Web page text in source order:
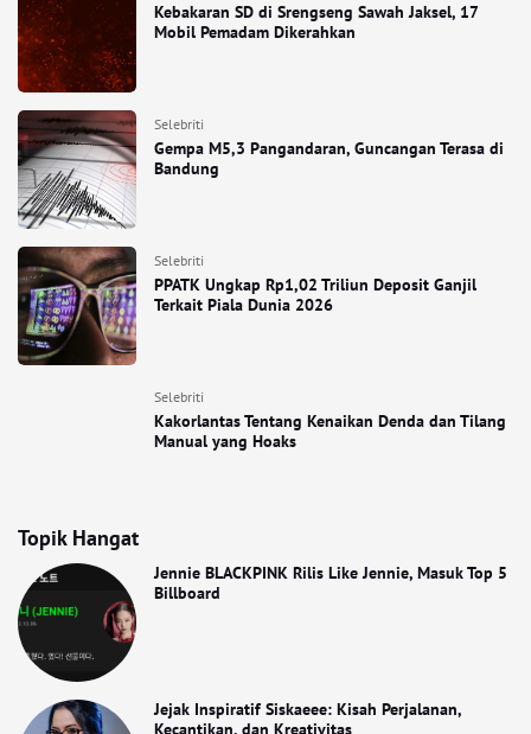
Kebakaran SD di Srengseng Sawah Jaksel, 17
Mobil Pemadam Dikerahkan
Selebriti
Gempa M5,3 Pangandaran, Guncangan Terasa di
Bandung
Selebriti
PPATK Ungkap Rp1,02 Triliun Deposit Ganjil
Terkait Piala Dunia 2026
Selebriti
Kakorlantas Tentang Kenaikan Denda dan Tilang
Manual yang Hoaks
Topik Hangat
Jennie BLACKPINK Rilis Like Jennie, Masuk Top 5
Billboard
Jejak Inspiratif Siskaeee: Kisah Perjalanan,
Kecantikan, dan Kreativitas